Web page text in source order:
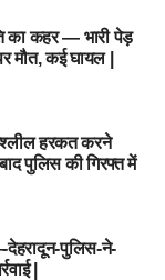
का कहर — भारी पेड़
मौत, कई घायल |
हरकत करने
पुलिस की गिरफ्त में
देहरादून-पुलिस-ने-
|